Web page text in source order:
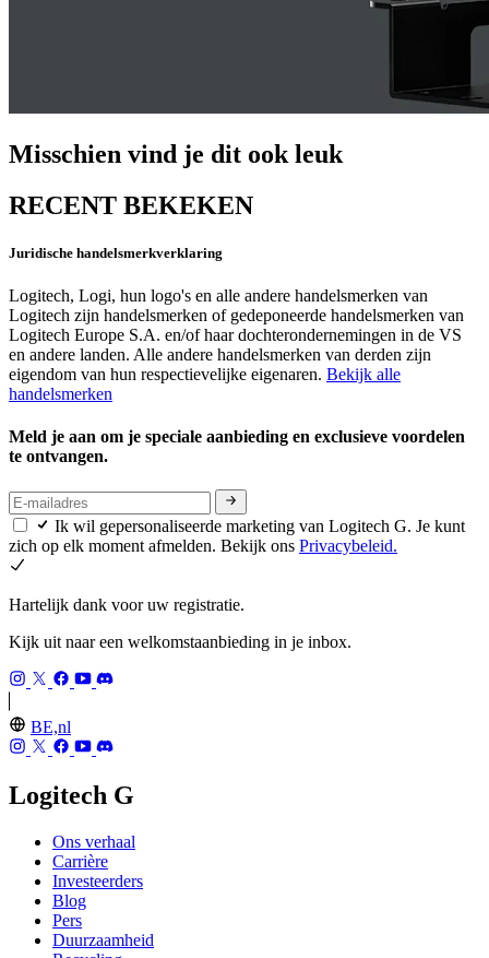
Misschien vind je dit ook leuk
RECENT BEKEKEN
Juridische handelsmerkverklaring
Logitech, Logi, hun logo's en alle andere handelsmerken van
Logitech zijn handelsmerken of gedeponeerde handelsmerken van
Logitech Europe S.A. en/of haar dochterondernemingen in de VS
en andere landen. Alle andere handelsmerken van derden zijn
eigendom van hun respectievelijke eigenaren. Bekijk alle
handelsmerken
Meld je aan om je speciale aanbieding en exclusieve voordelen
te ontvangen.
Ik wil gepersonaliseerde marketing van Logitech G. Je kunt
zich op elk moment afmelden. Bekijk ons Privacybeleid.
Hartelijk dank voor uw registratie.
Kijk uit naar een welkomstaanbieding in je inbox.
BE,nl
Logitech G
Ons verhaal
Carrière
Investeerders
Blog
Pers
Duurzaamheid